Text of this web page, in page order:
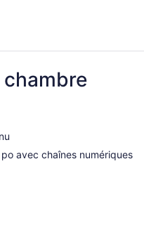
avec chaînes numériques